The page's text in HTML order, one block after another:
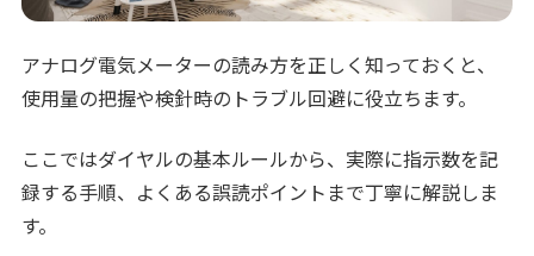
アナログ電気メーターの読み方を正しく知っておくと、
使用量の把握や検針時のトラブル回避に役立ちます。
ここではダイヤルの基本ルールから、実際に指示数を記
録する手順、よくある誤読ポイントまで丁寧に解説しま
す。